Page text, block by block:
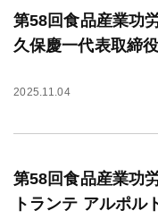
第58回食品産業功
久保慶一代表取締
2025.11.04
第58回食品産業功
トランテ アルポ